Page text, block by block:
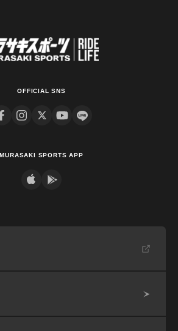
OFFICIAL SNS
MURASAKI SPORTS APP